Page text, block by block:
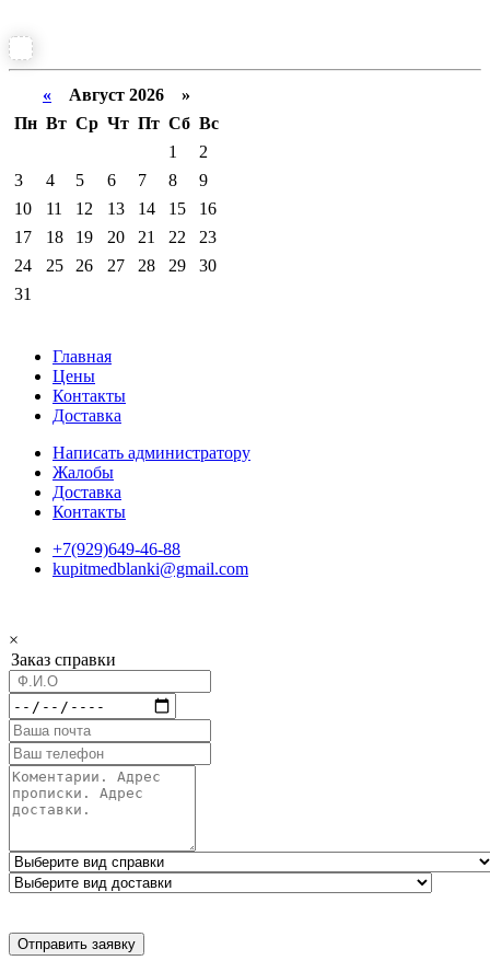
« Август 2026 »
Пн Вт Ср Чт Пт Сб Вс
1
2
3
4 5 6 7 8
9
10
11 12 13 14 15
16
17
18 19 20 21 22
23
24
25 26 27 28 29
30
31
Главная
Цены
Контакты
Доставка
Написать администратору
Жалобы
Доставка
Контакты
+7(929)649-46-88
kupitmedblanki@gmail.com
×
Заказ справки
Отправить заявку